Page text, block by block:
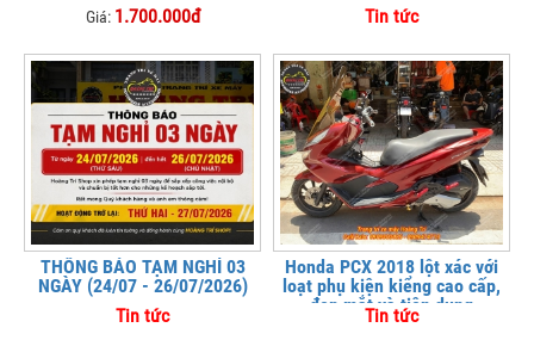
Giá: 1.700.000đ
Tin tức
THÔNG BÁO TẠM NGHỈ 03
NGÀY (24/07 - 26/07/2026)
Tin tức
Honda PCX 2018 lột xác với
loạt phụ kiện kiểng cao cấp,
đẹp mắt và tiện dụng
Tin tức